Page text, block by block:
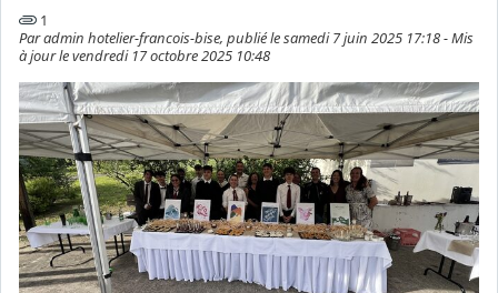
1
Par admin hotelier-francois-bise, publié le samedi 7 juin 2025 17:18 - Mis
à jour le vendredi 17 octobre 2025 10:48